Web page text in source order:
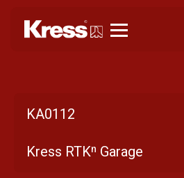
KA0112
Kress RTKⁿ Garage